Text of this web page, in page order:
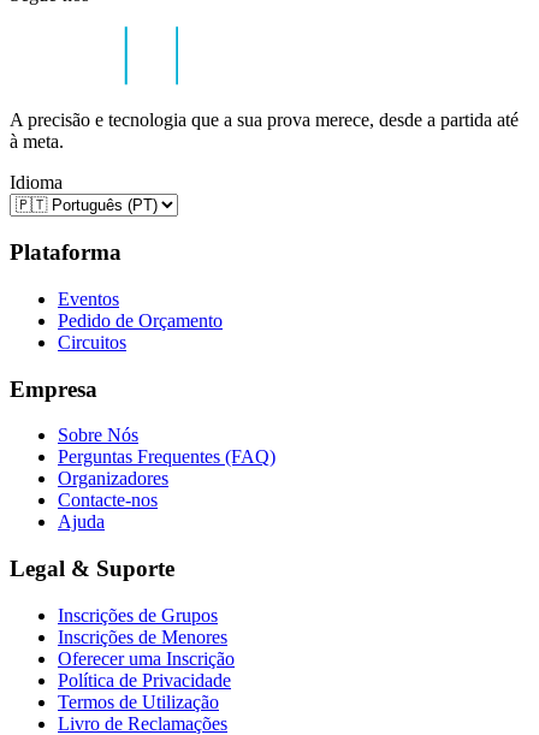
A precisão e tecnologia que a sua prova merece, desde a partida até
à meta.
Idioma
Plataforma
Eventos
Pedido de Orçamento
Circuitos
Empresa
Sobre Nós
Perguntas Frequentes (FAQ)
Organizadores
Contacte-nos
Ajuda
Legal & Suporte
Inscrições de Grupos
Inscrições de Menores
Oferecer uma Inscrição
Política de Privacidade
Termos de Utilização
Livro de Reclamações